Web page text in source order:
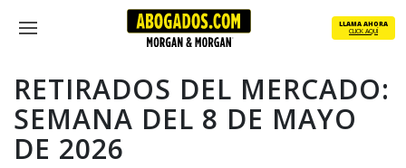
content
Menu
LLAMA AHORA
CLICK AQUÍ
RETIRADOS DEL MERCADO:
SEMANA DEL 8 DE MAYO
DE 2026